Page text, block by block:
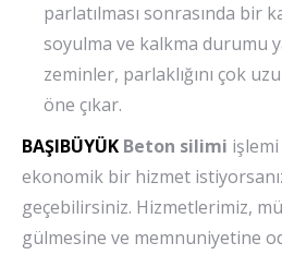
parlatılması sonrasında bir
soyulma ve kalkma durumu
zeminler, parlaklığını çok
öne çıkar.
BAŞIBÜYÜK Beton silimi
ekonomik bir hizmet
geçebilirsiniz. Hizmetlerimiz,
gülmesine ve memnuniyetine